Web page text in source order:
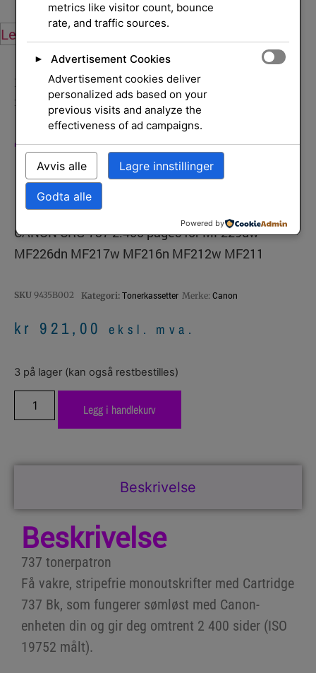
Legg i handlekurv
Hjem /Skrivere og
rekvisita /Rekvisita/ Tonerkassetter
Toner Black
CANON CRG-737 2.400 pages for MF229dw
MF226dn MF217w MF216n MF212w MF211
SKU 9435B002 Kategori: Tonerkassetter Merke: Canon
kr 921,00 eksl. mva.
3 på lager (kan også restbestilles)
Legg i handlekurv
Beskrivelse
Beskrivelse
737 tonerpatron
Få vakre, stripefrie monoutskrifter med Cartridge
737 Bk, som fungerer sømløst med Canon-
enheten din og gir deg omtrent 2 400 sider (ISO
19752 målt).
metrics like visitor count, bounce
rate, and traffic sources.
►
Advertisement Cookies
Advertisement cookies deliver
personalized ads based on your
previous visits and analyze the
effectiveness of ad campaigns.
Avvis alle Lagre innstillinger
Godta alle
Powered by